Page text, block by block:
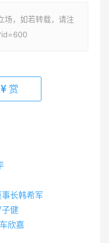
场，如若转载，请注
赏
长韩希军
子健
欣嘉